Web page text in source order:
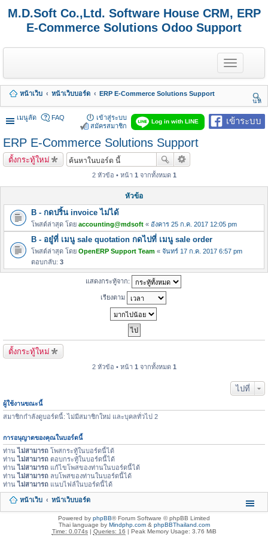
M.D.Soft Co.,Ltd. Software House CRM, ERP
E-Commerce Solutions Odoo Support
T
o
g
e
n
a
o
หน้าเว็บ หน้าเว็บบอร์ด
ERP E-Commerce Solutions Support
นห
า
เมนูลัด
เข้าระบบ
Log in with LINE
FAQ
เข้าสู่ระบบ
สมัครสมาชิก
ERP E-Commerce Solutions Support
ตั้งกระทู้ใหม่
2 หัวข้อ • หน้า 1 จากทั้งหมด 1
หัวข้อ
B - กดปริ้น invoice ไม่ได้
โพสต์ล่าสุด โดย accounting@mdsoft « อังคาร 25 ก.ค. 2017 12:05 pm
B - อยู๋ที่ เมนู sale quotation กดไปที่ เมนู sale order
โพสต์ล่าสุด โดย OpenERP Support Team « จันทร์ 17 ก.ค. 2017 6:57 pm
ตอบกลับ: 3
แสดงกระทู้จาก:
เรียงตาม
ตั้งกระทู้ใหม่
2 หัวข้อ • หน้า 1 จากทั้งหมด 1
ไปที่
ผู้ใช้งานขณะนี้
สมาชิกกำลังดูบอร์ดนี้: ไม่มีสมาชิกใหม่ และบุคลทั่วไป 2
การอนุญาตของคุณในบอร์ดนี้
ท่านไม่สามารถ โพสกระทู้ในบอร์ดนี้ได้
ท่านไม่สามารถ ตอบกระทู้ในบอร์ดนี้ได้
ท่านไม่สามารถ แก้ไขโพสของท่านในบอร์ดนี้ได้
ท่านไม่สามารถ ลบโพสของท่านในบอร์ดนี้ได้
ท่านไม่สามารถ แนบไฟล์ในบอร์ดนี้ได้
หน้าเว็บ หน้าเว็บบอร์ด
Powered by phpBB® Forum Software © phpBB Limited
Thai language by Mindphp.com& phpBBThailand.com
Time: 0.074s| Queries: 16 | Peak Memory Usage: 3.76 MiB